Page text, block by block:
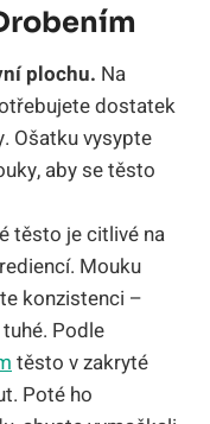
plochu. Na
dostatek
Ošatku vysypte
aby se těsto
těsto je citlivé na
Mouku
konzistenci –
Podle
těsto v zakryté
Poté ho